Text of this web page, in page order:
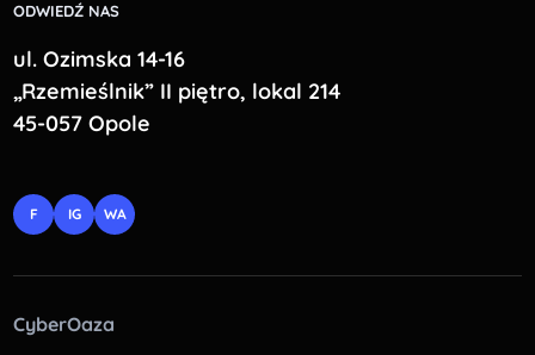
ODWIEDŹ NAS
ul. Ozimska 14-16
„Rzemieślnik” II piętro, lokal 214
45-057 Opole
F IG WA
CyberOaza